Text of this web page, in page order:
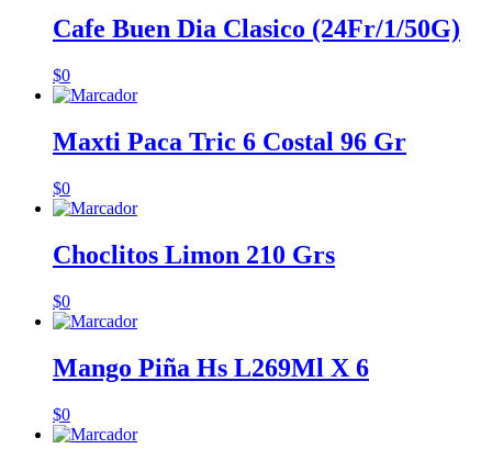
Cafe Buen Dia Clasico (24Fr/1/50G)
$0
Maxti Paca Tric 6 Costal 96 Gr
$0
Choclitos Limon 210 Grs
$0
Mango Piña Hs L269Ml X 6
$0